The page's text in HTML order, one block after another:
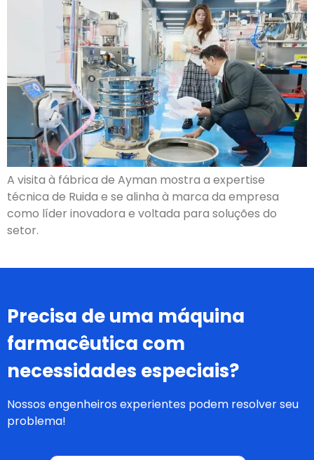
A visita à fábrica de Ayman mostra a expertise
técnica de Ruida e se alinha à marca da empresa
como líder inovadora e voltada para soluções do
setor.
Precisa de uma máquina
farmacêutica com
necessidades especiais?
Nossos engenheiros experientes podem resolver seu
problema!